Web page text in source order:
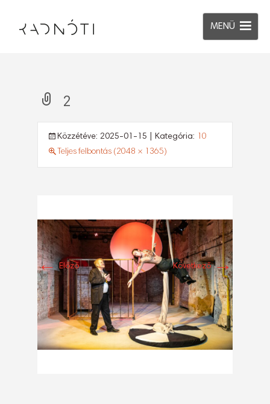
MENÜ
2
Közzétéve: 2025-01-15 | Kategória:
10
Teljes felbontás (2048 × 1365)
←Előző Következő→